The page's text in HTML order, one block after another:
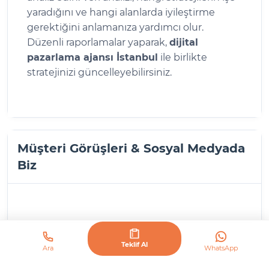
yaradığını ve hangi alanlarda iyileştirme
gerektiğini anlamanıza yardımcı olur.
Düzenli raporlamalar yaparak, dijital
pazarlama ajansı İstanbul ile birlikte
stratejinizi güncelleyebilirsiniz.
Müşteri Görüşleri & Sosyal Medyada
Biz
Ara Teklif Al WhatsApp